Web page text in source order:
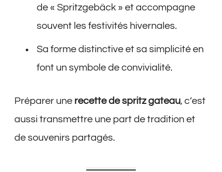
de « Spritzgebäck » et accompagne
souvent les festivités hivernales.
Sa forme distinctive et sa simplicité en
font un symbole de convivialité.
Préparer une recette de spritz gateau, c’est
aussi transmettre une part de tradition et
de souvenirs partagés.